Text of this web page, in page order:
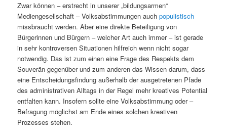
Zwar können – erstrecht in unserer „bildungsarmen“
Mediengesellschaft – Volksabstimmungen auchpopulistisch
missbraucht werden. Aber eine direkte Beteiligung von
Bürgerinnen und Bürgern – welcher Art auch immer – ist gerade
in sehr kontroversen Situationen hilfreich wenn nicht sogar
notwendig. Das ist zum einen eine Frage des Respekts dem
Souverän gegenüber und zum anderen das Wissen darum, dass
eine Entscheidungsfindung außerhalb der ausgetretenen Pfade
des administrativen Alltags in der Regel mehr kreatives Potential
entfalten kann. Insofern sollte eine Volksabstimmung oder –
Befragung möglichst am Ende eines solchen kreativen
Prozesses stehen.